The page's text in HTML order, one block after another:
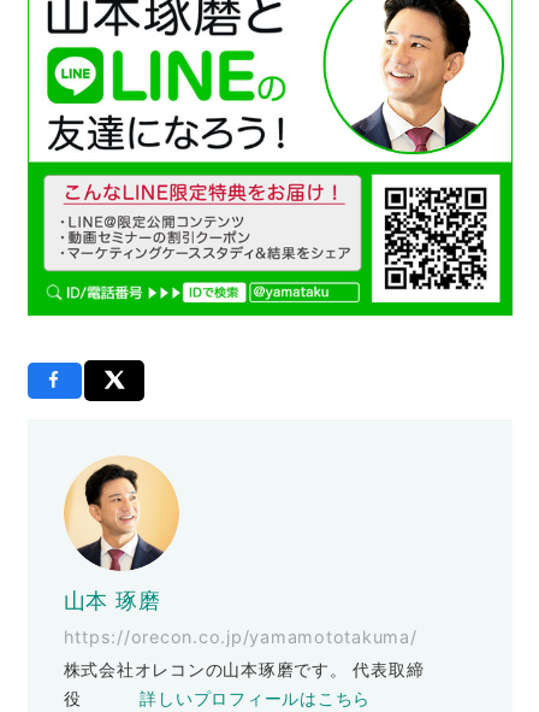
山本 琢磨
https://orecon.co.jp/yamamototakuma/
株式会社オレコンの山本琢磨です。 代表取締
役詳しいプロフィールはこちら